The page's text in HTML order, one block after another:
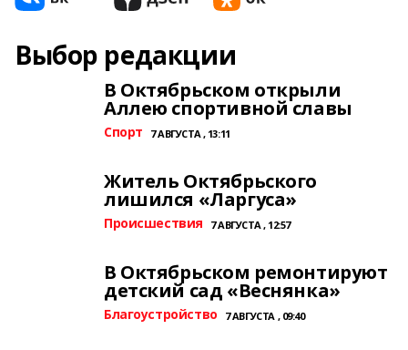
Выбор редакции
В Октябрьском открыли
Аллею спортивной славы
Спорт 7 АВГУСТА , 13:11
Житель Октябрьского
лишился «Ларгуса»
Происшествия 7 АВГУСТА , 12:57
В Октябрьском ремонтируют
детский сад «Веснянка»
Благоустройство 7 АВГУСТА , 09:40